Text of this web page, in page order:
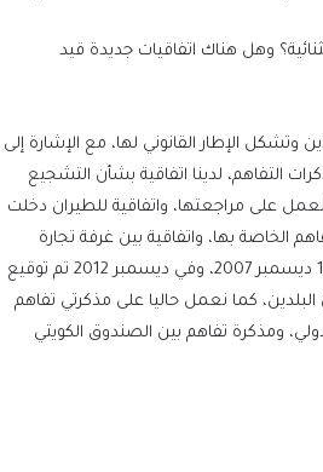
وهل هناك اتفاقيات جديدة قيد
وتشكل الإطار القانوني لها، مع الإشارة إلى
التفاهم، لدينا اتفاقية بشأن التشجيع
العمل على مراجعتها، واتفاقية للطيران دخلت
مذكرة التفاهم الخاصة بها، واتفاقية بين غرفة تجارة
وصناعة الكويت والغرفة العربية البلجيكية اللوكسمبورغية للتجارة، وقعت في 18 ديسمبر 2007، وفي ديسمبر 2012 تم توقيع
كما نعمل حاليا على مذكرتي تفاهم
ومذكرة تفاهم بين الصندوق الكويتي